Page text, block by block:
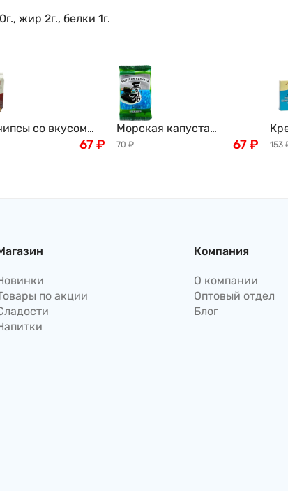
жир 2г., белки 1г.
со вкусом
барбекю BBQ67₽
Морская капуста
обжаренная Дол Гим
70 ₽ 67₽ 153
по акции
Компания
О компании
Оптовый отдел
Блог